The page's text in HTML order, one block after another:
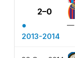
2–0
●
—
2013-2014